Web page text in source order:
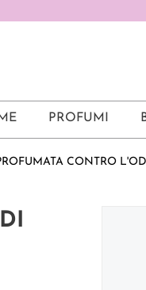
PROFUMI
CONTRO